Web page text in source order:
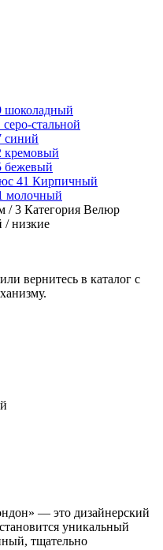
/ 3 Категория Велюр
/ низкие
вернитесь в каталог с
— это дизайнерский
уникальный
тщательно